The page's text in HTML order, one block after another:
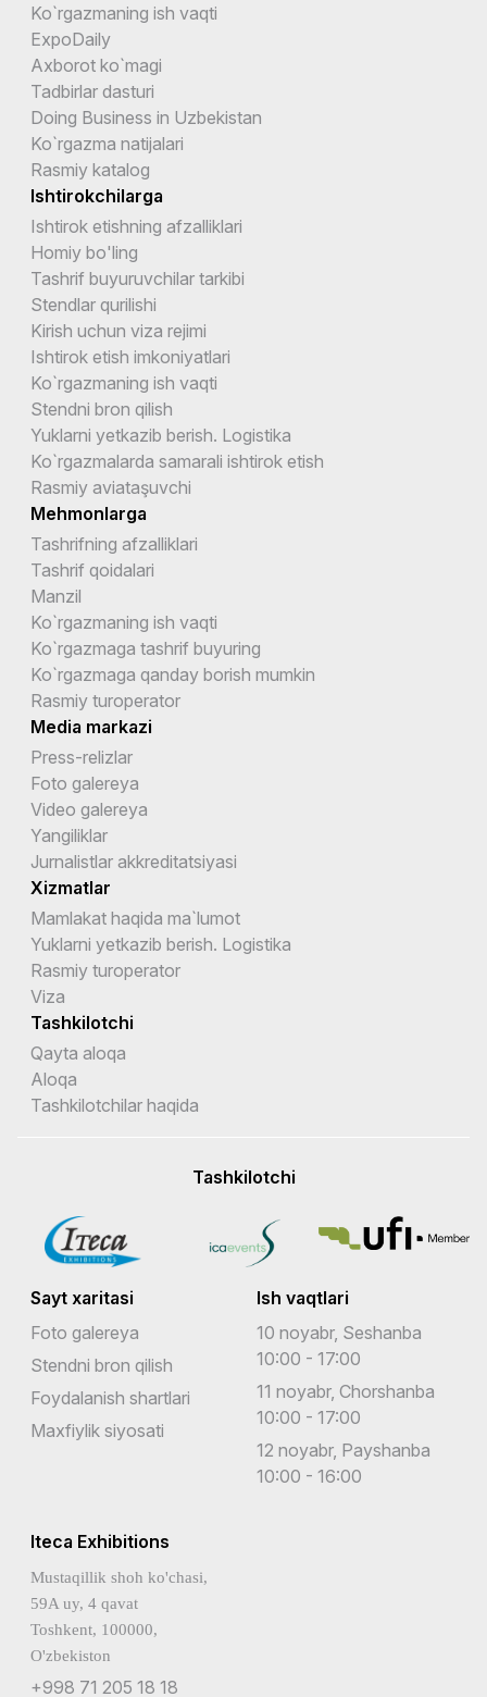
Ko`rgazmaning ish vaqti
ExpoDaily
Axborot ko`magi
Tadbirlar dasturi
Doing Business in Uzbekistan
Ko`rgazma natijalari
Rasmiy katalog
Ishtirokchilarga
Ishtirok etishning afzalliklari
Homiy bo'ling
Tashrif buyuruvchilar tarkibi
Stendlar qurilishi
Kirish uchun viza rejimi
Ishtirok etish imkoniyatlari
Ko`rgazmaning ish vaqti
Stendni bron qilish
Yuklarni yetkazib berish. Logistika
Ko`rgazmalarda samarali ishtirok etish
Rasmiy aviataşuvchi
Mehmonlarga
Tashrifning afzalliklari
Tashrif qoidalari
Manzil
Ko`rgazmaning ish vaqti
Ko`rgazmaga tashrif buyuring
Ko`rgazmaga qanday borish mumkin
Rasmiy turoperator
Media markazi
Press-relizlar
Foto galereya
Video galereya
Yangiliklar
Jurnalistlar akkreditatsiyasi
Xizmatlar
Mamlakat haqida ma`lumot
Yuklarni yetkazib berish. Logistika
Rasmiy turoperator
Viza
Tashkilotchi
Qayta aloqa
Aloqa
Tashkilotchilar haqida
Tashkilotchi
Sayt xaritasi
Foto galereya
Stendni bron qilish
Foydalanish shartlari
Maxfiylik siyosati
Ish vaqtlari
10 noyabr, Seshanba
10:00 - 17:00
11 noyabr, Chorshanba
10:00 - 17:00
12 noyabr, Payshanba
10:00 - 16:00
Iteca Exhibitions
Mustaqillik shoh ko'chasi,
59A uy, 4 qavat
Toshkent, 100000,
O'zbekiston
+998 71 205 18 18